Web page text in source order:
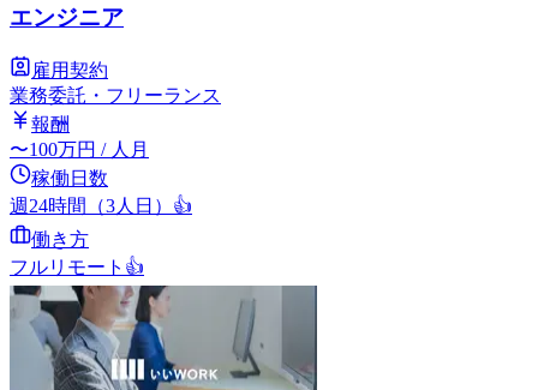
エンジニア
雇用契約
業務委託・フリーランス
報酬
〜100万円 / 人月
稼働日数
週24時間（3人日） 👍
働き方
フルリモート 👍